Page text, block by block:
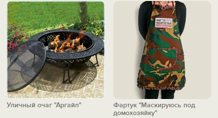
Уличный очаг "Аргайл"
Фартук "Маскируюсь под
домохозяйку"